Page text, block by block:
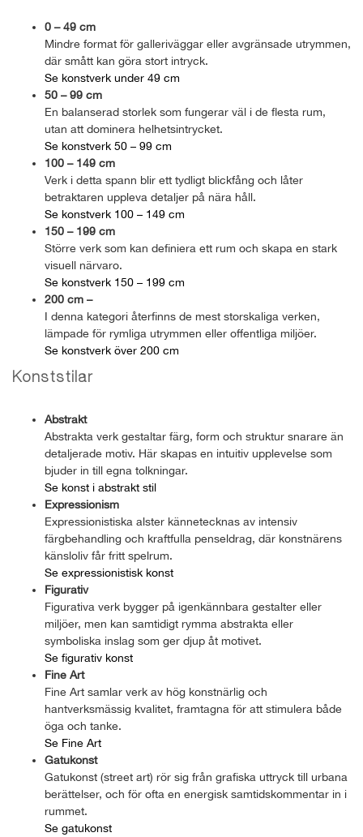
0 – 49 cm
Mindre format för galleriväggar eller avgränsade utrymmen,
där smått kan göra stort intryck.
Se konstverk under 49 cm
50 – 99 cm
En balanserad storlek som fungerar väl i de flesta rum,
utan att dominera helhetsintrycket.
Se konstverk 50 – 99 cm
100 – 149 cm
Verk i detta spann blir ett tydligt blickfång och låter
betraktaren uppleva detaljer på nära håll.
Se konstverk 100 – 149 cm
150 – 199 cm
Större verk som kan definiera ett rum och skapa en stark
visuell närvaro.
Se konstverk 150 – 199 cm
200 cm –
I denna kategori återfinns de mest storskaliga verken,
lämpade för rymliga utrymmen eller offentliga miljöer.
Se konstverk över 200 cm
Konststilar
Abstrakt
Abstrakta verk gestaltar färg, form och struktur snarare än
detaljerade motiv. Här skapas en intuitiv upplevelse som
bjuder in till egna tolkningar.
Se konst i abstrakt stil
Expressionism
Expressionistiska alster kännetecknas av intensiv
färgbehandling och kraftfulla penseldrag, där konstnärens
känsloliv får fritt spelrum.
Se expressionistisk konst
Figurativ
Figurativa verk bygger på igenkännbara gestalter eller
miljöer, men kan samtidigt rymma abstrakta eller
symboliska inslag som ger djup åt motivet.
Se figurativ konst
Fine Art
Fine Art samlar verk av hög konstnärlig och
hantverksmässig kvalitet, framtagna för att stimulera både
öga och tanke.
Se Fine Art
Gatukonst
Gatukonst (street art) rör sig från grafiska uttryck till urbana
berättelser, och för ofta en energisk samtidskommentar in i
rummet.
Se gatukonst